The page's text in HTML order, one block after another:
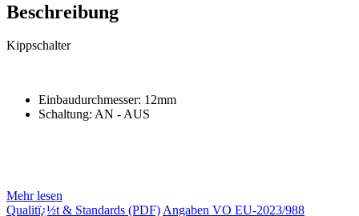
Beschreibung
Kippschalter
Einbaudurchmesser: 12mm
Schaltung: AN - AUS
Mehr lesen
Qualitï¿½t & Standards (PDF)Angaben VO EU-2023/988